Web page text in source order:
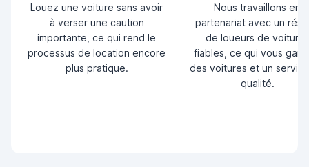
Louez une voiture sans avoir
à verser une caution
importante, ce qui rend le
processus de location encore
plus pratique.
Nous travaillons en
partenariat avec un
de loueurs de voitures
fiables, ce qui vous
des voitures et un
qualité.